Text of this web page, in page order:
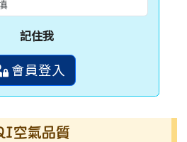
記住我
會員登入
空氣品質